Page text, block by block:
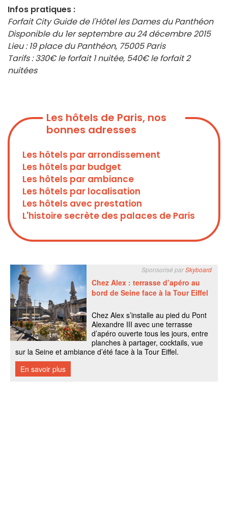
Infos pratiques :
Forfait City Guide de l'Hôtel les Dames du Panthéon
Disponible du 1er septembre au 24 décembre 2015
Lieu : 19 place du Panthéon, 75005 Paris
Tarifs : 330€ le forfait 1 nuitée, 540€ le forfait 2
nuitées
Les hôtels de Paris, nos
bonnes adresses
Les hôtels par arrondissement
Les hôtels par budget
Les hôtels par ambiance
Les hôtels par localisation
Les hôtels avec prestation
L'histoire secrète des palaces de Paris